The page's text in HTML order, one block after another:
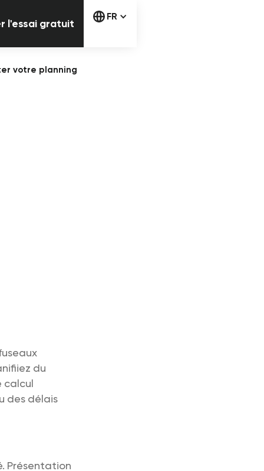
l'essai gratuit
FR
votre planning
du
calcul
des délais
Présentation